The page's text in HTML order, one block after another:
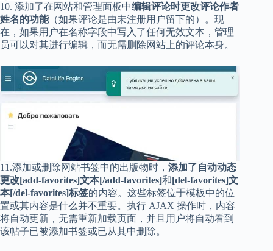
10. 添加了在网站和管理面板中编辑评论时更改评论作者
姓名的功能（如果评论是由未注册用户留下的）。现
在，如果用户在名称字段中写入了任何无效文本，管理
员可以对其进行编辑，而无需删除网站上的评论本身。
11.添加或删除网站书签中的出版物时， 添加了自动动态
更改[add-favorites]文本[/add-favorites]和[del-favorites]文
本[/del-favorites]标签的内容。这些标签位于模板中的位
置或其内容是什么并不重要。执行 AJAX 操作时，内容
将自动更新，无需重新加载页面，并且用户将自动看到
该帖子已被添加书签或已从其中删除。